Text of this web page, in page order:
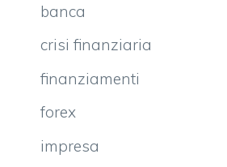
banca
crisi finanziaria
finanziamenti
forex
impresa